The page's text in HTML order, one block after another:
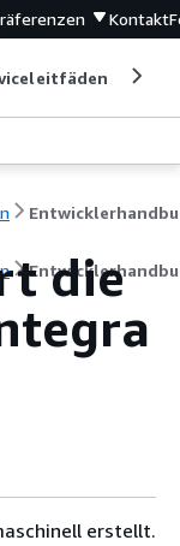
Kontakt
die
erstellt.